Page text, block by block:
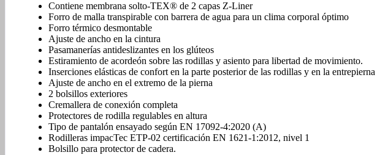
Contiene membrana solto-TEX® de 2 capas Z-Liner
Forro de malla transpirable con barrera de agua para un clima corporal óptimo
Forro térmico desmontable
Ajuste de ancho en la cintura
Pasamanerías antideslizantes en los glúteos
Estiramiento de acordeón sobre las rodillas y asiento para libertad de movimiento.
Inserciones elásticas de confort en la parte posterior de las rodillas y en la entrepierna
Ajuste de ancho en el extremo de la pierna
2 bolsillos exteriores
Cremallera de conexión completa
Protectores de rodilla regulables en altura
Tipo de pantalón ensayado según EN 17092-4:2020 (A)
Rodilleras impacTec ETP-02 certificación EN 1621-1:2012, nivel 1
Bolsillo para protector de cadera.